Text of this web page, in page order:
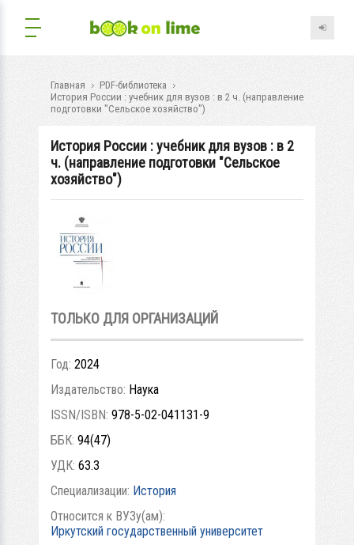
Главная
PDF-библиотека
История России : учебник для вузов : в 2 ч. (направление
подготовки "Сельское хозяйство")
История России : учебник для вузов : в 2
ч. (направление подготовки "Сельское
хозяйство")
ТОЛЬКО ДЛЯ ОРГАНИЗАЦИЙ
Год: 2024
Издательство: Наука
ISSN/ISBN: 978-5-02-041131-9
ББК: 94(47)
УДК: 63.3
Специализации: История
Относится к ВУЗу(ам):
Иркутский государственный университет